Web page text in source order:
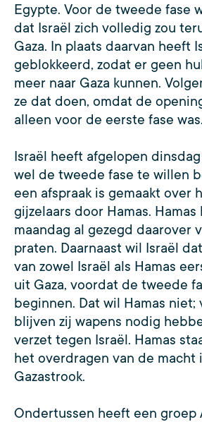
Egypte. Voor de tweede fase
dat Israël zich volledig zou
Gaza. In plaats daarvan heeft
geblokkeerd, zodat er geen
meer naar Gaza kunnen.
ze dat doen, omdat de
alleen voor de eerste fase was.
Israël heeft afgelopen
wel de tweede fase te willen
een afspraak is gemaakt over
gijzelaars door Hamas.
maandag al gezegd daarover
praten. Daarnaast wil Israël
van zowel Israël als Hamas
uit Gaza, voordat de tweede
beginnen. Dat wil Hamas niet;
blijven zij wapens nodig
verzet tegen Israël. Hamas
het overdragen van de macht
Gazastrook.
Ondertussen heeft een groep